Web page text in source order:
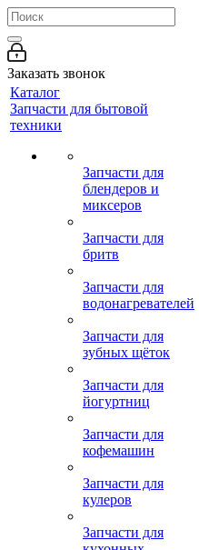
Заказать звонок
Каталог
Запчасти для бытовой
техники
Запчасти для
блендеров и
миксеров
Запчасти для
бритв
Запчасти для
водонагревателей
Запчасти для
зубных щёток
Запчасти для
йогуртниц
Запчасти для
кофемашин
Запчасти для
кулеров
Запчасти для